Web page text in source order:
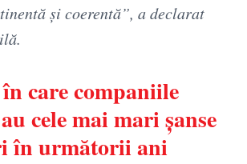
și coerentă”, a declarat
care companiile
cele mai mari șanse
în următorii ani